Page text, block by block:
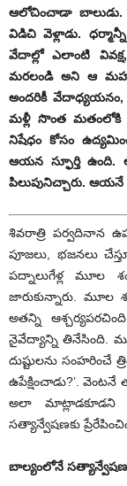
ఆలోచించాడా బాలుడు.
విడిచి వెళ్లాడు.
వేదాల్లో ఎలాంటి
మరలండి అని ఆ
అందరికీ వేదాధ్యయనం,
మళ్లీ సొంత మతంలోకి
నిషేధం కోసం
ఆయన స్ఫూర్తి ఉంది.
పిలుపునిచ్చారు.
శివరాత్రి పర్వదినాన
పూజలు, భజనలు
పద్నాలుగేళ్ల మూల
జారుకున్నారు. మూల
అతన్ని
నైవేద్యాన్ని తినేసింది.
దుష్టులను సంహరించే
ఉపేక్షించాడు?’. వెంటనే
అలా మాట్లాడకూడని
సత్యాన్వేషణకు
బాల్యంలోనే సత్యాన్వేషణ